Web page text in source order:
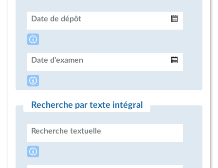
Date de dépôt
Date d'examen
Recherche par texte intégral
Recherche textuelle